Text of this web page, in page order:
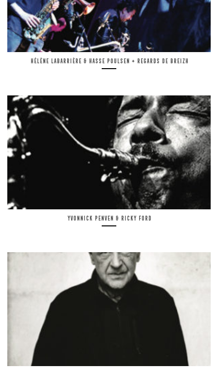
Hélène Labarrière & Hasse Poulsen + Regards de Breizh
Yvonnick Penven & Ricky Ford